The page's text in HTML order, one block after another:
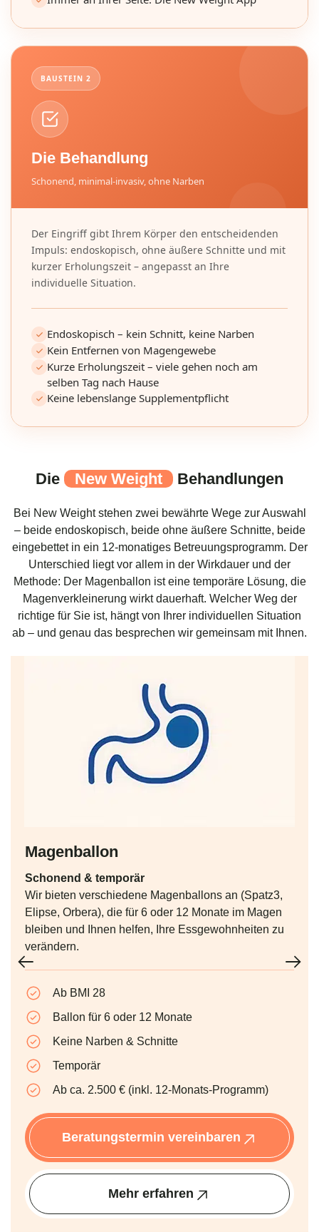
BAUSTEIN 2
Die Behandlung
Schonend, minimal-invasiv, ohne Narben
Der Eingriff gibt Ihrem Körper den entscheidenden
Impuls: endoskopisch, ohne äußere Schnitte und mit
kurzer Erholungszeit – angepasst an Ihre
individuelle Situation.
Endoskopisch – kein Schnitt, keine Narben
Kein Entfernen von Magengewebe
Kurze Erholungszeit – viele gehen noch am
selben Tag nach Hause
Keine lebenslange Supplementpflicht
Die New Weight Behandlungen
Bei New Weight stehen zwei bewährte Wege zur Auswahl
– beide endoskopisch, beide ohne äußere Schnitte, beide
eingebettet in ein 12-monatiges Betreuungsprogramm. Der
Unterschied liegt vor allem in der Wirkdauer und der
Methode: Der Magenballon ist eine temporäre Lösung, die
Magenverkleinerung wirkt dauerhaft. Welcher Weg der
richtige für Sie ist, hängt von Ihrer individuellen Situation
ab – und genau das besprechen wir gemeinsam mit Ihnen.
Magenballon
Schonend & temporär
Wir bieten verschiedene Magenballons an (Spatz3,
Elipse, Orbera), die für 6 oder 12 Monate im Magen
bleiben und Ihnen helfen, Ihre Essgewohnheiten zu
verändern.
Ab BMI 28
Ballon für 6 oder 12 Monate
Keine Narben & Schnitte
Temporär
Ab ca. 2.500 € (inkl. 12-Monats-Programm)
Beratungstermin vereinbaren
Mehr erfahren